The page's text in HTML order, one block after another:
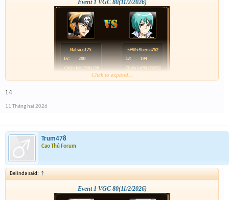
Event 1 VGC 80(11/2/2026)
Click to expand...
14
11 Tháng hai 2026
Trum478
Cao Thủ Forum
Belinda said: ↑
Event 1 VGC 80(11/2/2026)